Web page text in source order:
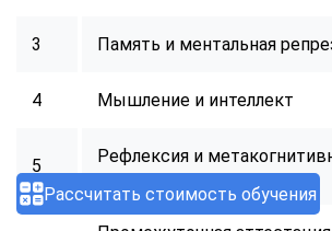
Рассчитать стоимость обучения
3 Память и ментальная
4 Мышление и интеллект
5
Рефлексия и
процессы
ChatApp